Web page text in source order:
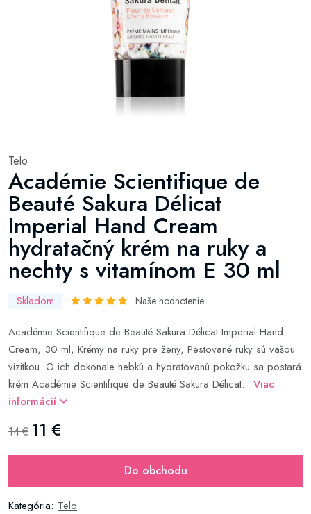
Telo
Académie Scientifique de
Beauté Sakura Délicat
Imperial Hand Cream
hydratačný krém na ruky a
nechty s vitamínom E 30 ml
Skladom Naše hodnotenie
Académie Scientifique de Beauté Sakura Délicat Imperial Hand
Cream, 30 ml, Krémy na ruky pre ženy, Pestované ruky sú vašou
vizitkou. O ich dokonale hebkú a hydratovanú pokožku sa postará
krém Académie Scientifique de Beauté Sakura Délicat... Viac
informácií
14 € 11 €
Do obchodu
Kategória: Telo